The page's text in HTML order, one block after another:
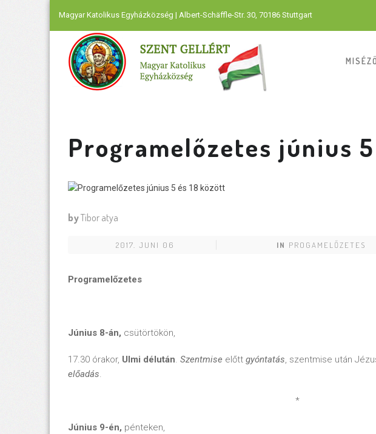
Magyar Katolikus Egyházközség | Albert-Schäffle-Str. 30, 70186 Stuttgart
Programelőzetes június
byTibor atya
2017. JUNI 06 IN PROGAMELŐZETES
Programelőzetes
Június 8-án, csütörtökön,
17.30 órakor, Ulmi délután. Szentmise előtt gyóntatás, szentmise után
előadás.
*
Június 9-én, pénteken,